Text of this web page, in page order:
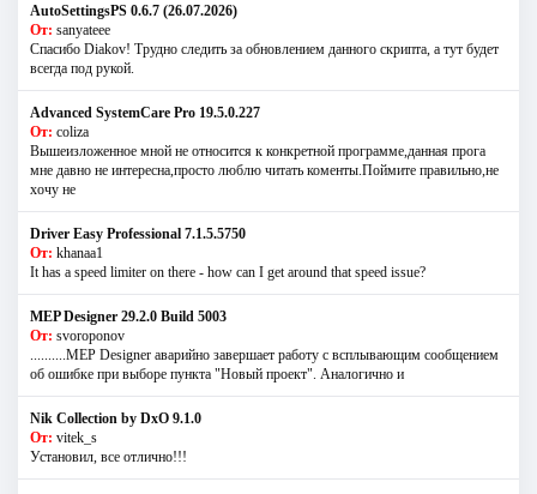
AutoSettingsPS 0.6.7 (26.07.2026)
От: sanyateee
Спасибо Diakov! Трудно следить за обновлением данного скрипта, а тут будет
всегда под рукой.
Advanced SystemCare Pro 19.5.0.227
От: coliza
Вышеизложенное мной не относится к конкретной программе,данная прога
мне давно не интересна,просто люблю читать коменты.Поймите правильно,не
хочу не
Driver Easy Professional 7.1.5.5750
От: khanaa1
It has a speed limiter on there - how can I get around that speed issue?
MEP Designer 29.2.0 Build 5003
От: svoroponov
..........MEP Designer аварийно завершает работу с всплывающим сообщением
об ошибке при выборе пункта "Новый проект". Аналогично и
Nik Collection by DxO 9.1.0
От: vitek_s
Установил, все отлично!!!